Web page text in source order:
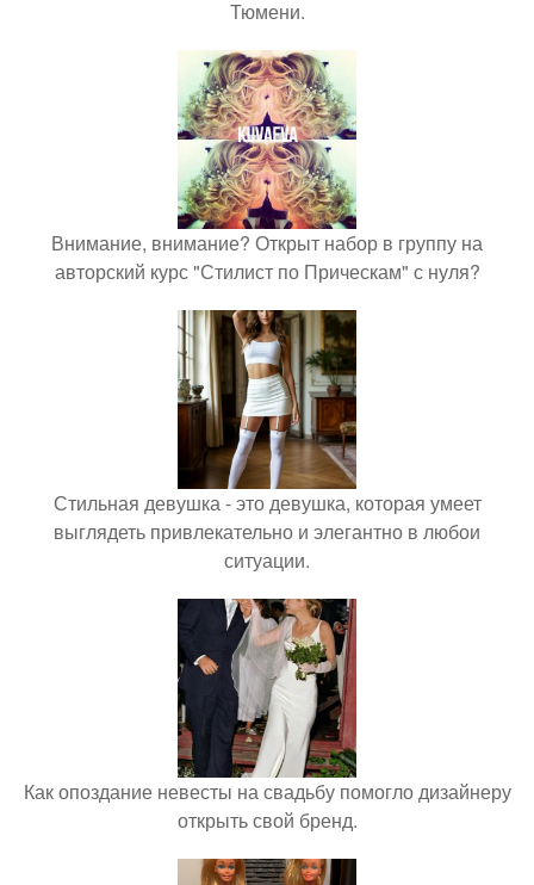
Тюмени.
Внимание, внимание? Открыт набор в группу на
авторский курс "Стилист по Прическам" с нуля?
Стильная девушка - это девушка, которая умеет
выглядеть привлекательно и элегантно в любои
ситуации.
Как опоздание невесты на свадьбу помогло дизайнеру
открыть свой бренд.